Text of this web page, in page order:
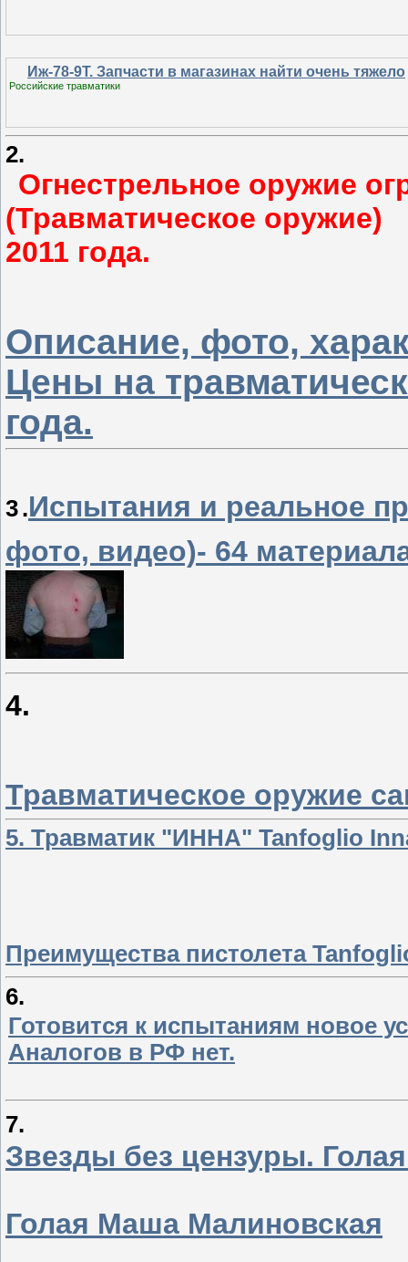
Иж-78-9Т. Запчасти в магазинах найти очень тяжело
Российские травматики
2.
Огнестрельное оружие
(Травматическое оружие)
2011 года.
Описание, фото,
Цены на
года.
3.Испытания и реальное
фото, видео)- 64
4.
Травматическое оружие
5. Травматик "ИННА" Tanfoglio
Преимущества пистолета
6.
Готовится к испытаниям новое
Аналогов в РФ нет.
7.
Звезды без цензуры.
Голая Маша Малиновская